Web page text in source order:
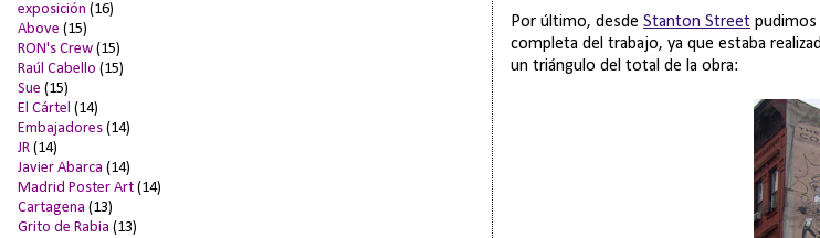
Por último, desdeStanton Street pudimos
completa del trabajo, ya que estaba
un triángulo del total de la obra:
exposición (16)
Above (15)
RON's Crew (15)
Raúl Cabello (15)
Sue (15)
El Cártel (14)
Embajadores (14)
JR (14)
Javier Abarca (14)
Madrid Poster Art (14)
Cartagena (13)
Grito de Rabia (13)